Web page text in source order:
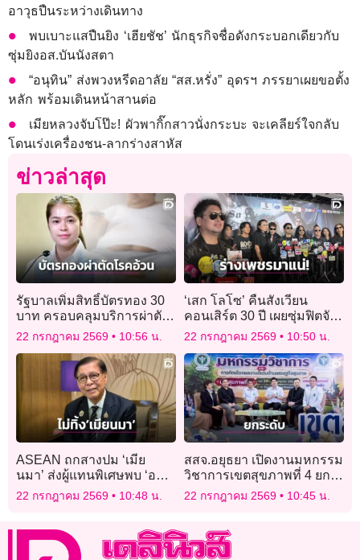
อาวุธปืนระหว่างเดินทาง
พบเบาะแสปืนยิง ‘เฮียชัช’ นักธุรกิจชื่อดังกระบอกเดียวกับ
ซุ่มยิงอส.บันนังสตา
“อนุทิน” ส่งพวงหรีดอาลัย “สส.หรั่ง” อุดรฯ ภรรยาเผยขอตั้ง
หลัก พร้อมเดินหน้าสานต่อ
เมียหลวงจับโป๊ะ! ผัวพากิ๊กสาวนั่งกระบะ จะเคลียร์ใจกลับ
โดนเร่งเครื่องชน-ลากร่างสาหัส
ข่าวล่าสุด
รัฐบาลเพิ่มสิทธิ์บัตรทอง 30
บาท ครอบคลุมบริการผ่าตัด
โรคอ้วนภาวะรุนแรง
22 กรกฎาคม 2569 10:56 น.
‘เสก โลโซ’ คืนสังเวียน
คอนเสิร์ต 30 ปี เผยซุ่มฟิตจัด
ฉีดพุงกู้ร่างเพชร สะเทือนรา
22 กรกฎาคม 2569 10:50 น.
ASEAN ถกสางปม ‘เมีย
นมา’ ส่งผู้แทนพิเศษพบ ‘ออง
ซาน ซูจี’ ไทยหนุนไม่โดด
เดี่ยวเมียนมา
22 กรกฎาคม 2569 10:48 น.
สสจ.อยุธยา เปิดงานมหกรรม
วิชาการเขตสุขภาพที่ 4 ยก
ระดับการแพทย์แผนไทยยา
สมุนไพรสู่ความยั่งยืน
22 กรกฎาคม 2569 10:45 น.